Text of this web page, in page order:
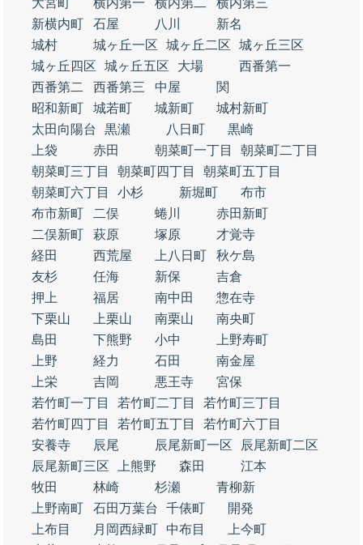
大宮町
横内第一 横内第二
横内第三
新横内町
石屋 八川
新名
城村
城ヶ丘一区 城ヶ丘二区
城ヶ丘三区
城ヶ丘四区
城ヶ丘五区 大場
西番第一
西番第二
西番第三 中屋
関
昭和新町
城若町 城新町
城村新町
太田向陽台
黒瀬 八日町
黒崎
上袋
赤田 朝菜町一丁目
朝菜町二丁目
朝菜町三丁目
朝菜町四丁目
朝菜町五丁目
朝菜町六丁目
小杉 新堀町
布市
布市新町
二俣 蜷川
赤田新町
二俣新町
萩原 塚原
才覚寺
経田
西荒屋 上八日町
秋ケ島
友杉
任海 新保
吉倉
押上
福居 南中田
惣在寺
下栗山
上栗山 南栗山
南央町
島田
下熊野 小中
上野寿町
上野
経力 石田
南金屋
上栄
吉岡 悪王寺
宮保
若竹町一丁目
若竹町二丁目
若竹町三丁目
若竹町四丁目
若竹町五丁目
若竹町六丁目
安養寺
辰尾 辰尾新町一区
辰尾新町二区
辰尾新町三区
上熊野 森田
江本
牧田
林崎 杉瀬
青柳新
上野南町
石田万葉台 千俵町
開発
上布目
月岡西緑町 中布目
上今町